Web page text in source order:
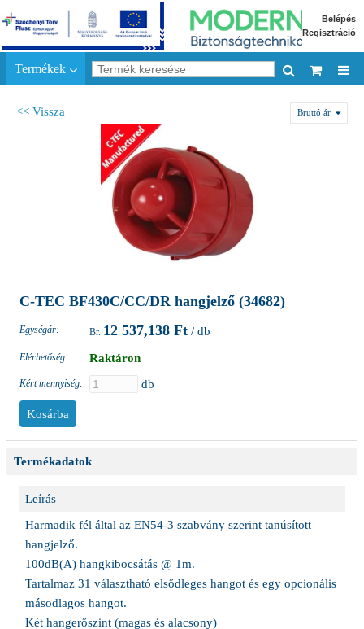
Belépés
Regisztráció
Termékek
<< Vissza Bruttó ár
C-TEC BF430C/CC/DR hangjelző (34682)
Egységár: 12 537,138 Ft / db
Elérhetőség: Raktáron
Kért mennyiség: db
Termékadatok
Leírás
Harmadik fél által az EN54-3 szabvány szerint tanúsított
hangjelző.
100dB(A) hangkibocsátás @ 1m.
Tartalmaz 31 választható elsődleges hangot és egy opcionális
másodlagos hangot.
Két hangerőszint (magas és alacsony)